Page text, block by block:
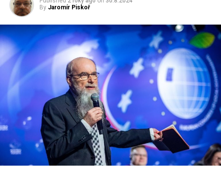
DON'T MISS
Evropská krize: Jednání o vlastním rozpočtu
Jaromír Piskoř
redaktor a editor polskodnes.cz
By Jaromír Piskoř